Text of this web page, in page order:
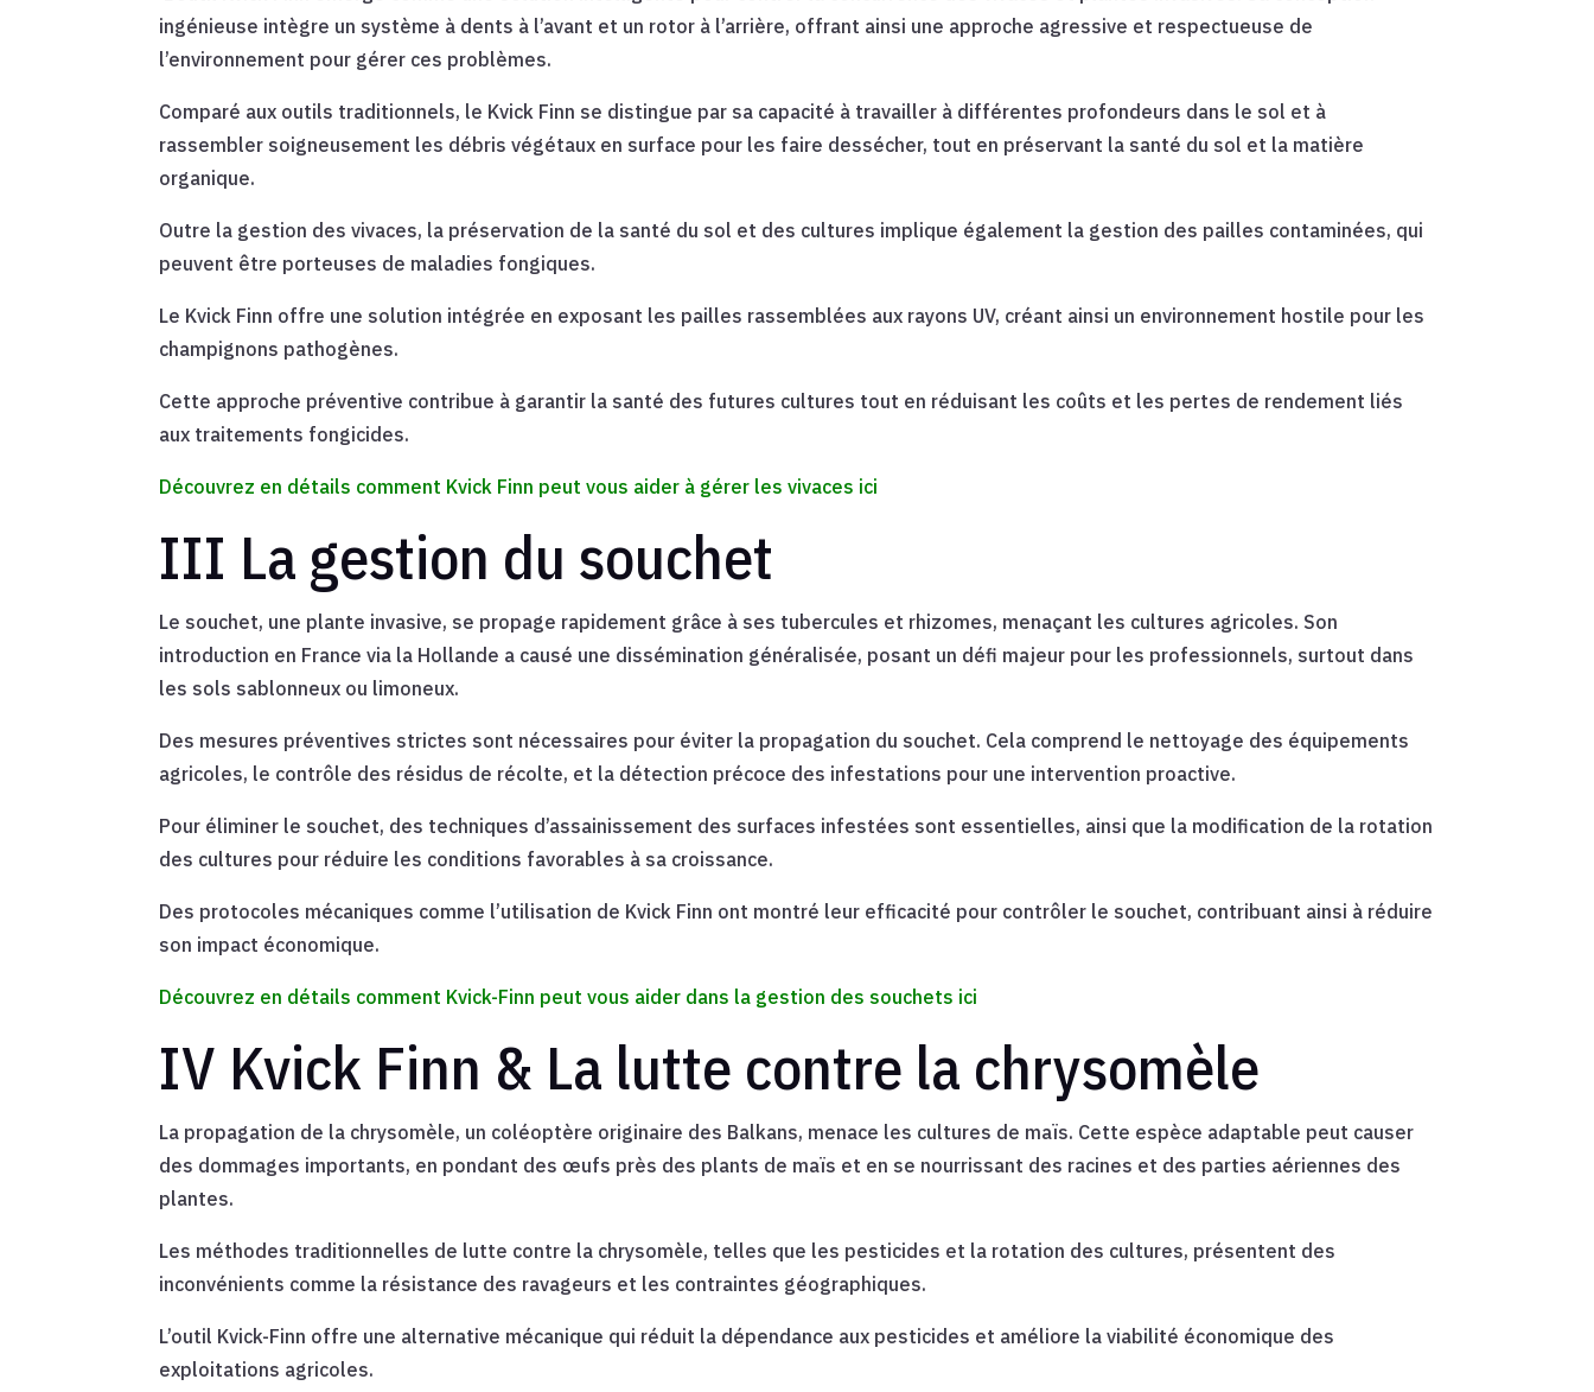
ingénieuse intègre un système à dents à l’avant et un rotor à l’arrière, offrant ainsi une approche agressive et respectueuse de
l’environnement pour gérer ces problèmes.
Comparé aux outils traditionnels, le Kvick Finn se distingue par sa capacité à travailler à différentes profondeurs dans le sol et à
rassembler soigneusement les débris végétaux en surface pour les faire dessécher, tout en préservant la santé du sol et la matière
organique.
Outre la gestion des vivaces, la préservation de la santé du sol et des cultures implique également la gestion des pailles contaminées, qui
peuvent être porteuses de maladies fongiques.
Le Kvick Finn offre une solution intégrée en exposant les pailles rassemblées aux rayons UV, créant ainsi un environnement hostile pour les
champignons pathogènes.
Cette approche préventive contribue à garantir la santé des futures cultures tout en réduisant les coûts et les pertes de rendement liés
aux traitements fongicides.
Découvrez en détails comment Kvick Finn peut vous aider à gérer les vivaces ici
III La gestion du souchet
Le souchet, une plante invasive, se propage rapidement grâce à ses tubercules et rhizomes, menaçant les cultures agricoles. Son
introduction en France via la Hollande a causé une dissémination généralisée, posant un défi majeur pour les professionnels, surtout dans
les sols sablonneux ou limoneux.
Des mesures préventives strictes sont nécessaires pour éviter la propagation du souchet. Cela comprend le nettoyage des équipements
agricoles, le contrôle des résidus de récolte, et la détection précoce des infestations pour une intervention proactive.
Pour éliminer le souchet, des techniques d’assainissement des surfaces infestées sont essentielles, ainsi que la modification de la rotation
des cultures pour réduire les conditions favorables à sa croissance.
Des protocoles mécaniques comme l’utilisation de Kvick Finn ont montré leur efficacité pour contrôler le souchet, contribuant ainsi à réduire
son impact économique.
Découvrez en détails comment Kvick-Finn peut vous aider dans la gestion des souchets ici
IV Kvick Finn & La lutte contre la chrysomèle
La propagation de la chrysomèle, un coléoptère originaire des Balkans, menace les cultures de maïs. Cette espèce adaptable peut causer
des dommages importants, en pondant des œufs près des plants de maïs et en se nourrissant des racines et des parties aériennes des
plantes.
Les méthodes traditionnelles de lutte contre la chrysomèle, telles que les pesticides et la rotation des cultures, présentent des
inconvénients comme la résistance des ravageurs et les contraintes géographiques.
L’outil Kvick-Finn offre une alternative mécanique qui réduit la dépendance aux pesticides et améliore la viabilité économique des
exploitations agricoles.